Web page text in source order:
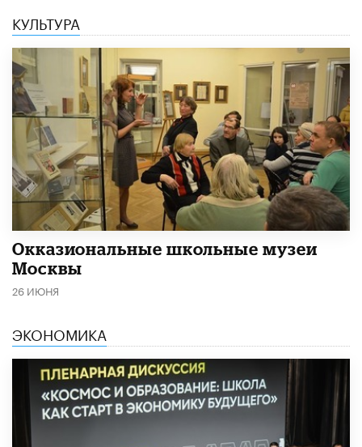
КУЛЬТУРА
​Окказиональные школьные музеи
Москвы
26 ИЮНЯ
ЭКОНОМИКА